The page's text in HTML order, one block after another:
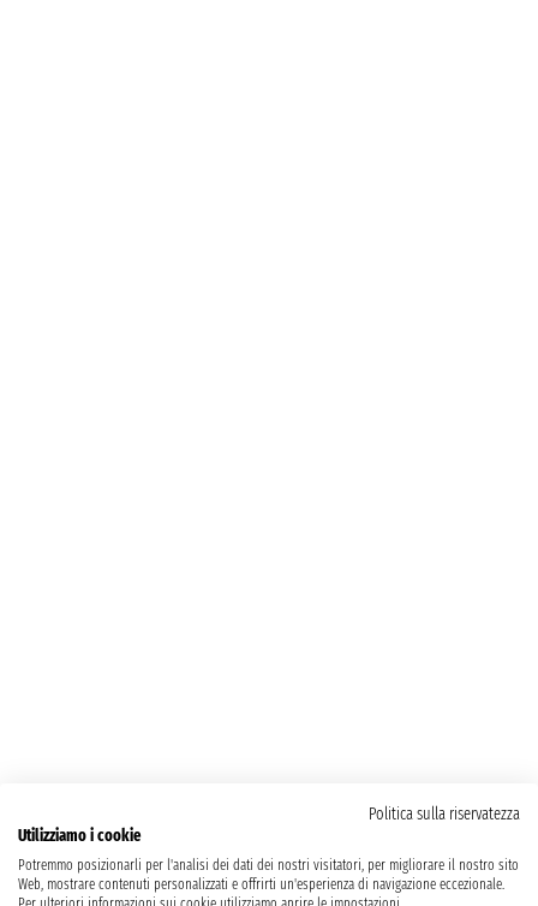
Politica sulla riservatezza
Utilizziamo i cookie
Potremmo posizionarli per l'analisi dei dati dei nostri visitatori, per migliorare il nostro sito
Web, mostrare contenuti personalizzati e offrirti un'esperienza di navigazione eccezionale.